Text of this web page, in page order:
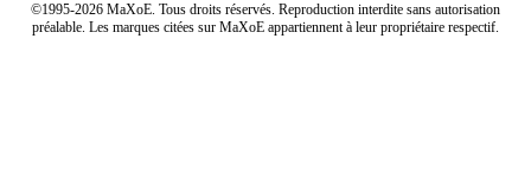
©1995-2026 MaXoE. Tous droits réservés. Reproduction interdite sans autorisation
préalable. Les marques citées sur MaXoE appartiennent à leur propriétaire respectif.